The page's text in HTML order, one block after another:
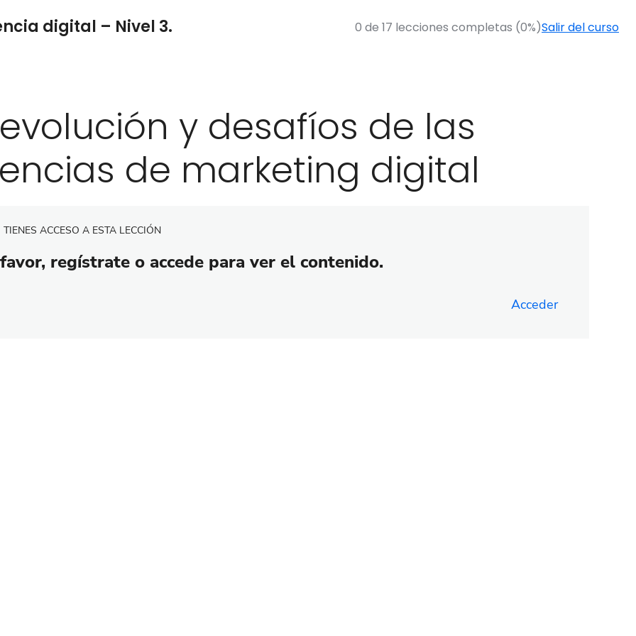
digital – Nivel 3. 0 de 17 lecciones completas (0%)Salir del curso
y desafíos de las
de marketing digital
TIENES ACCESO A ESTA LECCIÓN
regístrate o accede para ver el contenido.
Acceder